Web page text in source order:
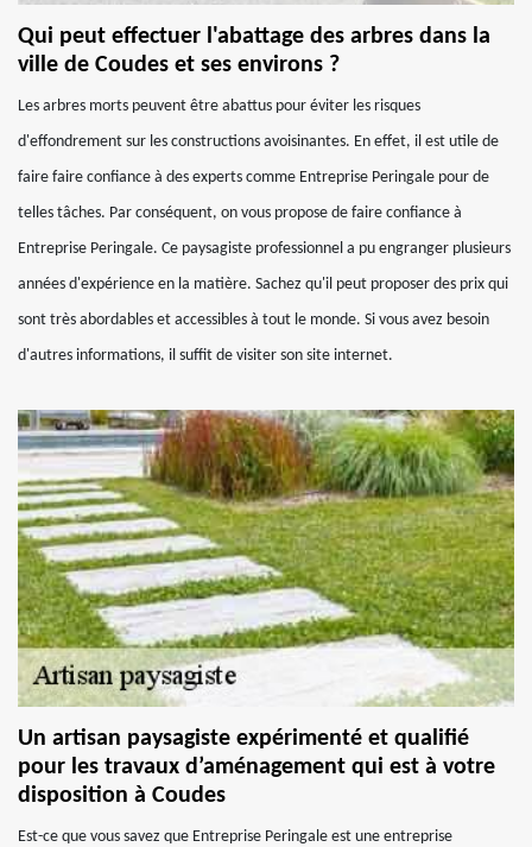
Qui peut effectuer l'abattage des arbres dans la
ville de Coudes et ses environs ?
Les arbres morts peuvent être abattus pour éviter les risques
d'effondrement sur les constructions avoisinantes. En effet, il est utile de
faire faire confiance à des experts comme Entreprise Peringale pour de
telles tâches. Par conséquent, on vous propose de faire confiance à
Entreprise Peringale. Ce paysagiste professionnel a pu engranger plusieurs
années d'expérience en la matière. Sachez qu'il peut proposer des prix qui
sont très abordables et accessibles à tout le monde. Si vous avez besoin
d'autres informations, il suffit de visiter son site internet.
Un artisan paysagiste expérimenté et qualifié
pour les travaux d’aménagement qui est à votre
disposition à Coudes
Est-ce que vous savez que Entreprise Peringale est une entreprise